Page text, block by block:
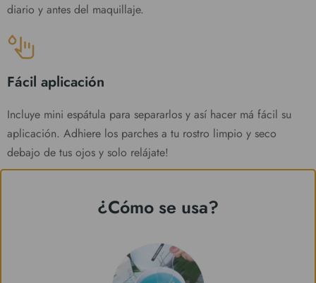
diario y antes del maquillaje.
Fácil aplicación
Incluye mini espátula para separarlos y así hacer má fácil su
aplicación. Adhiere los parches a tu rostro limpio y seco
debajo de tus ojos y solo relájate!
¿Cómo se usa?